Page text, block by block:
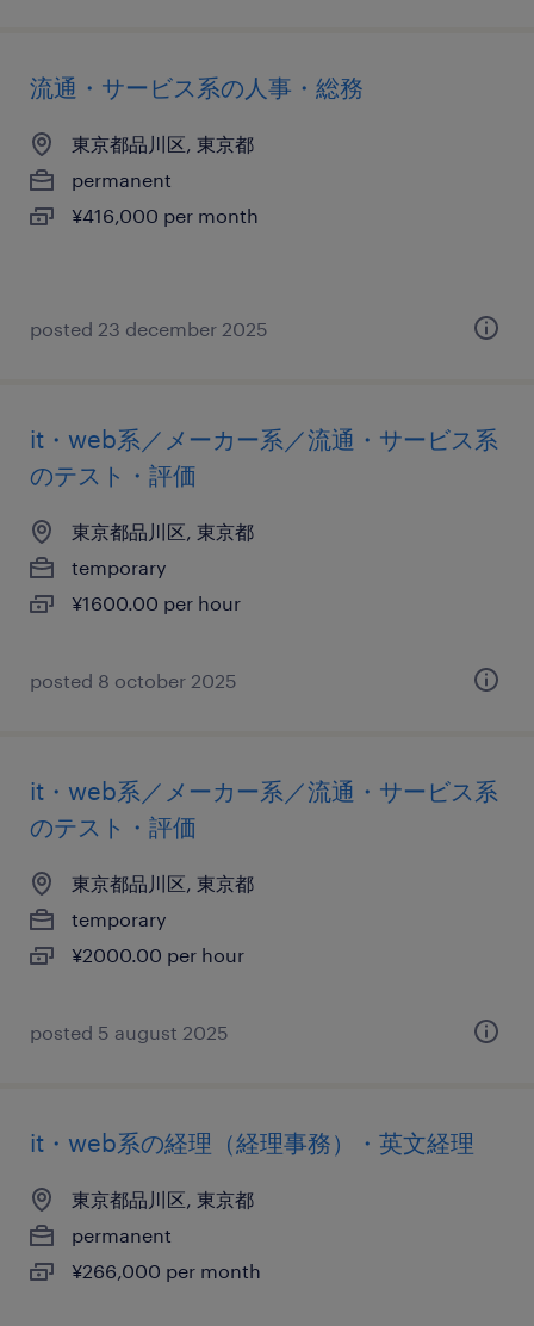
流通・サービス系の人事・総務
東京都品川区, 東京都
permanent
¥416,000 per month
posted 23 december 2025
it・web系／メーカー系／流通・サービス系
のテスト・評価
東京都品川区, 東京都
temporary
¥1600.00 per hour
posted 8 october 2025
it・web系／メーカー系／流通・サービス系
のテスト・評価
東京都品川区, 東京都
temporary
¥2000.00 per hour
posted 5 august 2025
it・web系の経理（経理事務）・英文経理
東京都品川区, 東京都
permanent
¥266,000 per month